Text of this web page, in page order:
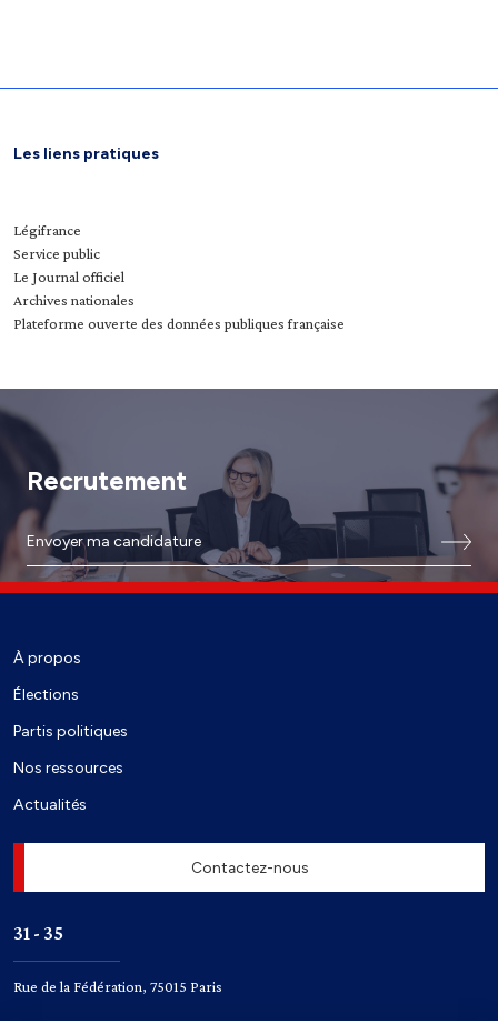
Les liens pratiques
Légifrance
Service public
Le Journal officiel
Archives nationales
Plateforme ouverte des données publiques française
Recrutement
Envoyer ma candidature
À propos
Élections
Partis politiques
Nos ressources
Actualités
Contactez-nous
31 - 35
Rue de la Fédération, 75015 Paris